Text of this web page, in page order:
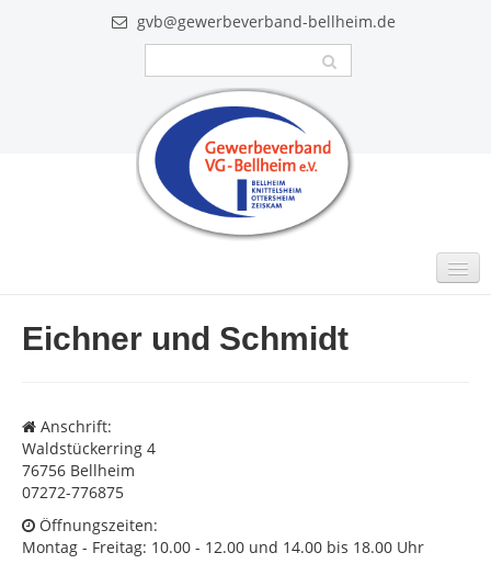
gvb@gewerbeverband-bellheim.de
MITGLIEDER
VIDEO
AKTUELLES
KONTAKT
Eichner und Schmidt
Anschrift:
Waldstückerring 4
76756 Bellheim
07272-776875
Öffnungszeiten:
Montag - Freitag: 10.00 - 12.00 und 14.00 bis 18.00 Uhr